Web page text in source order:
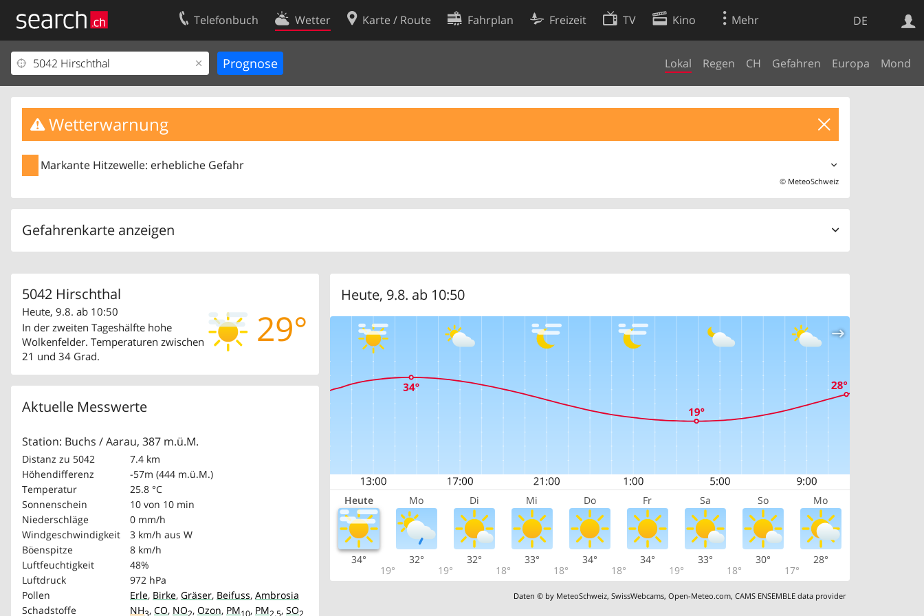
DE
Telefonbuch Wetter Karte / Route Fahrplan Freizeit TV Kino Mehr
Lokal Regen CH Gefahren Europa Mond
Wetterwarnung
Markante Hitzewelle: erhebliche Gefahr
© MeteoSchweiz
Gefahrenkarte anzeigen
5042 Hirschthal
29°
Heute, 9.8. ab 10:50
In der zweiten Tageshälfte hohe
Wolkenfelder. Temperaturen zwischen
21 und 34 Grad.
Aktuelle Messwerte
Station: Buchs / Aarau, 387 m.ü.M.
Distanz zu 5042
7.4 km
Höhendifferenz
-57m (444 m.ü.M.)
Temperatur
25.8 °C
Sonnenschein
10 von 10 min
Niederschläge
0 mm/h
Windgeschwindigkeit
3 km/h aus W
Böenspitze
8 km/h
Luftfeuchtigkeit
48%
Luftdruck
972 hPa
Pollen
Erle, Birke, Gräser, Beifuss, Ambrosia
Schadstoffe
NH3, CO, NO2, Ozon, PM10, PM2.5, SO2
Heute, 9.8. ab 10:50
Heute Mo Di Mi Do Fr Sa So Mo
34°
19°
32°
19°
32°
18°
33°
18°
34°
18°
34°
19°
33°
18°
30°
17°
28°
Daten © by MeteoSchweiz,SwissWebcams,Open-Meteo.com,CAMS ENSEMBLE data provider
Websuche
Ihr Eintrag
Kundencenter Geschäftskunden
Impressum
Kontakt
Nutzungsbedingungen
Datenschutzerklärung
Cookie-Einstellungen
Entwickler